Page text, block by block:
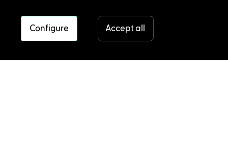
Configure Accept all